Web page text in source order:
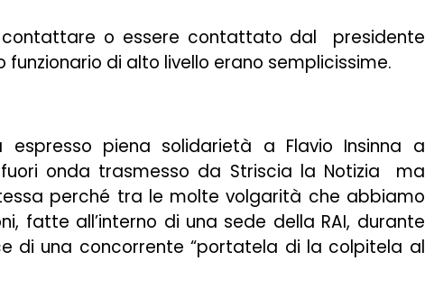
o essere contattato dal presidente
di alto livello erano semplicissime.
piena solidarietà a Flavio Insinna a
onda trasmesso da Striscia la Notizia ma
perché tra le molte volgarità che abbiamo
fatte all’interno di una sede della RAI, durante
di una concorrente “portatela di la colpitela al